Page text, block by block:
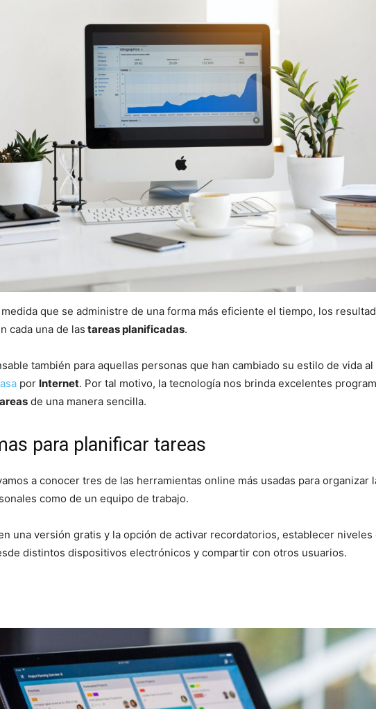
que se administre de una forma más eficiente el tiempo, los
cada una de las tareas planificadas.
también para aquellas personas que han cambiado su estilo de vida al
por Internet. Por tal motivo, la tecnología nos brinda excelentes
de una manera sencilla.
para planificar tareas
a conocer tres de las herramientas online más usadas para organizar
como de un equipo de trabajo.
una versión gratis y la opción de activar recordatorios, establecer niveles
distintos dispositivos electrónicos y compartir con otros usuarios.